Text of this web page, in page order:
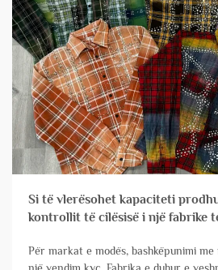
Si të vlerësohet kapaciteti
kontrollit të cilësisë i një fabrike
Për markat e modës, bashkëpunimi